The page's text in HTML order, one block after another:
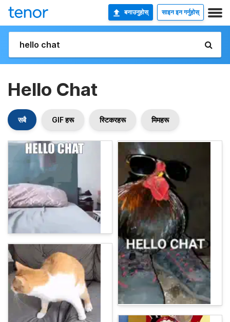
बनाउनुहोस् साइन इन गर्नुहोस्
Hello Chat
सबै GIF हरू स्टिकरहरू मिमहरू